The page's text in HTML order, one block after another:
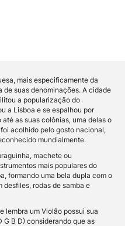
mais especificamente da
de suas denominações. A cidade
a popularização do
a Lisboa e se espalhou por
as suas colônias, uma delas o
acolhido pelo gosto nacional,
mundialmente.
machete ou
mais populares do
formando uma bela dupla com o
desfiles, rodas de samba e
lembra um Violão possui sua
G B D) considerando que as